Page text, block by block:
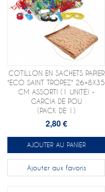
COTILLON EN SACHETS PAPIER
"ECO SAINT TROPEZ" 26+8X35
CM ASSORTI (1 UNITÉ) -
GARCIA DE POU
(PACK DE 1)
2,80 €
AJOUTER AU PANIER
Ajouter aux favoris